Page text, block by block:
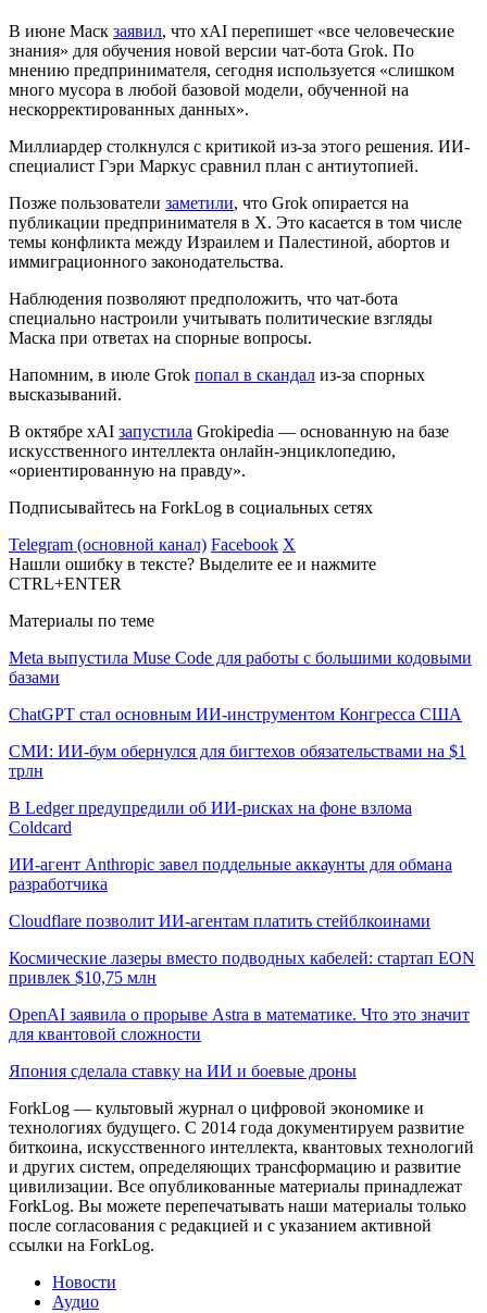
В июне Маск заявил, что xAI перепишет «все человеческие
знания» для обучения новой версии чат-бота Grok. По
мнению предпринимателя, сегодня используется «слишком
много мусора в любой базовой модели, обученной на
нескорректированных данных».
Миллиардер столкнулся с критикой из-за этого решения. ИИ-
специалист Гэри Маркус сравнил план с антиутопией.
Позже пользователи заметили, что Grok опирается на
публикации предпринимателя в X. Это касается в том числе
темы конфликта между Израилем и Палестиной, абортов и
иммиграционного законодательства.
Наблюдения позволяют предположить, что чат-бота
специально настроили учитывать политические взгляды
Маска при ответах на спорные вопросы.
Напомним, в июле Grok попал в скандал из-за спорных
высказываний.
В октябре xAI запустила Grokipedia — основанную на базе
искусственного интеллекта онлайн-энциклопедию,
«ориентированную на правду».
Подписывайтесь на ForkLog в социальных сетях
Telegram (основной канал) Facebook X
Нашли ошибку в тексте? Выделите ее и нажмите
CTRL+ENTER
Материалы по теме
Meta выпустила Muse Code для работы с большими кодовыми
базами
ChatGPT стал основным ИИ-инструментом Конгресса США
СМИ: ИИ-бум обернулся для бигтехов обязательствами на $1
трлн
В Ledger предупредили об ИИ-рисках на фоне взлома
Coldcard
ИИ-агент Anthropic завел поддельные аккаунты для обмана
разработчика
Cloudflare позволит ИИ-агентам платить стейблкоинами
Космические лазеры вместо подводных кабелей: стартап EON
привлек $10,75 млн
OpenAI заявила о прорыве Astra в математике. Что это значит
для квантовой сложности
Япония сделала ставку на ИИ и боевые дроны
ForkLog — культовый журнал о цифровой экономике и
технологиях будущего. С 2014 года документируем развитие
биткоина, искусственного интеллекта, квантовых технологий
и других систем, определяющих трансформацию и развитие
цивилизации. Все опубликованные материалы принадлежат
ForkLog. Вы можете перепечатывать наши материалы только
после согласования с редакцией и с указанием активной
ссылки на ForkLog.
Новости
Аудио